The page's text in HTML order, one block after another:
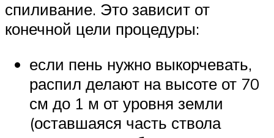
спиливание. Это зависит от
конечной цели процедуры:
если пень нужно выкорчевать,
распил делают на высоте от 70
см до 1 м от уровня земли
(оставшаяся часть ствола